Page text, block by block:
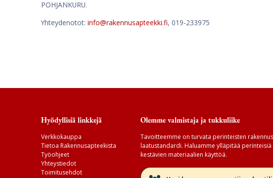
POHJANKURU.
Yhteydenotot: info@rakennusapteekki.fi, 019-233975
Hyödyllisiä linkkejä
Verkkokauppa
Tietoa Rakennusapteekista
Työohjeet
Yhteystiedot
Toimitusehdot
Olemme valmistaja ja tukkuliike
Tavoitteemme on turvata perinteisten
laatustandardi. Haluamme ylläpitää
kestävien materiaalien käyttöä.